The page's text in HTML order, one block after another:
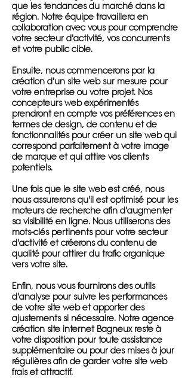
que les tendances du marché dans la
région. Notre équipe travaillera en
collaboration avec vous pour comprendre
votre secteur d'activité, vos concurrents
et votre public cible.
Ensuite, nous commencerons par la
création d'un site web sur mesure pour
votre entreprise ou votre projet. Nos
concepteurs web expérimentés
prendront en compte vos préférences en
termes de design, de contenu et de
fonctionnalités pour créer un site web qui
correspond parfaitement à votre image
de marque et qui attire vos clients
potentiels.
Une fois que le site web est créé, nous
nous assurerons qu'il est optimisé pour les
moteurs de recherche afin d'augmenter
sa visibilité en ligne. Nous utiliserons des
mots-clés pertinents pour votre secteur
d'activité et créerons du contenu de
qualité pour attirer du trafic organique
vers votre site.
Enfin, nous vous fournirons des outils
d'analyse pour suivre les performances
de votre site web et apporter des
ajustements si nécessaire. Notre agence
création site internet Bagneux reste à
votre disposition pour toute assistance
supplémentaire ou pour des mises à jour
régulières afin de garder votre site web
frais et attractif.